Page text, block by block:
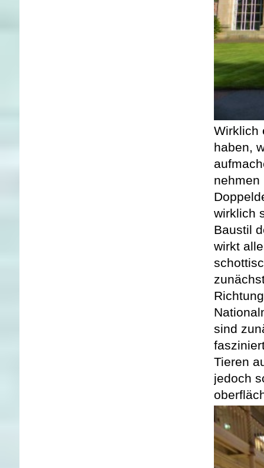
Wirklich
haben,
nehmen
wirklich
Baustil
wirkt
sind
Tieren
jedoch